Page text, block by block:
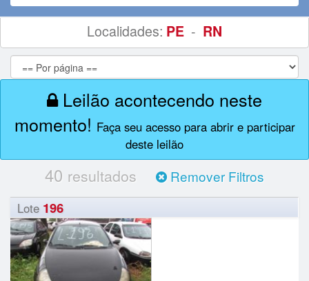
Localidades: PE - RN
Leilão acontecendo neste
momento! Faça seu acesso para abrir e participar
deste leilão
40 resultados Remover Filtros
Lote 196